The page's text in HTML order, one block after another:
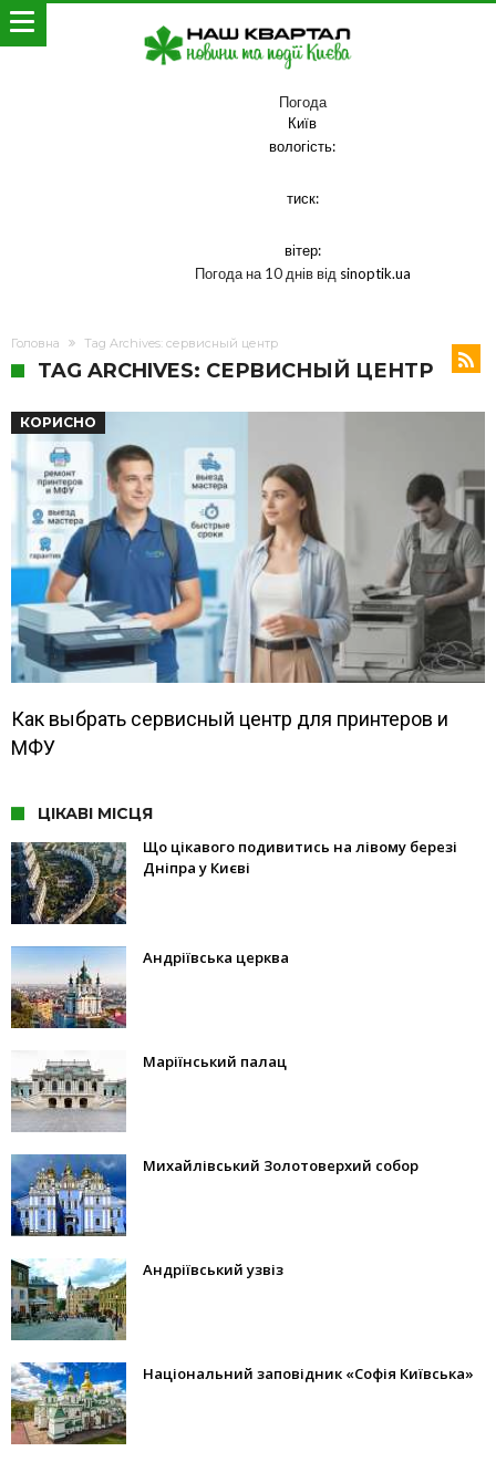
Погода
Київ
вологість:
тиск:
вітер:
Погода на 10 днів від sinoptik.ua
Головна Tag Archives: сервисный центр
TAG ARCHIVES: СЕРВИСНЫЙ ЦЕНТР
КОРИСНО
Как выбрать сервисный центр для принтеров и
МФУ
ЦІКАВІ МІСЦЯ
Що цікавого подивитись на лівому березі
Дніпра у Києві
Андріївська церква
Маріїнський палац
Михайлівський Золотоверхий собор
Андріївський узвіз
Національний заповідник «Софія Київська»